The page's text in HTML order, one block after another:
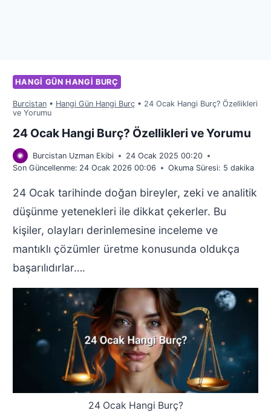
HANGI GÜN HANGI BURÇ
Burcistan• Hangi Gün Hangi Burç• 24 Ocak Hangi Burç? Özellikleri
ve Yorumu
24 Ocak Hangi Burç? Özellikleri ve Yorumu
Burcistan Uzman Ekibi
24 Ocak 2025 00:20
Son Güncellenme: 24 Ocak 2026 00:06 Okuma Süresi: 5 dakika
24 Ocak tarihinde doğan bireyler, zeki ve analitik
düşünme yetenekleri ile dikkat çekerler. Bu
kişiler, olayları derinlemesine inceleme ve
mantıklı çözümler üretme konusunda oldukça
başarılıdırlar….
24 Ocak Hangi Burç?